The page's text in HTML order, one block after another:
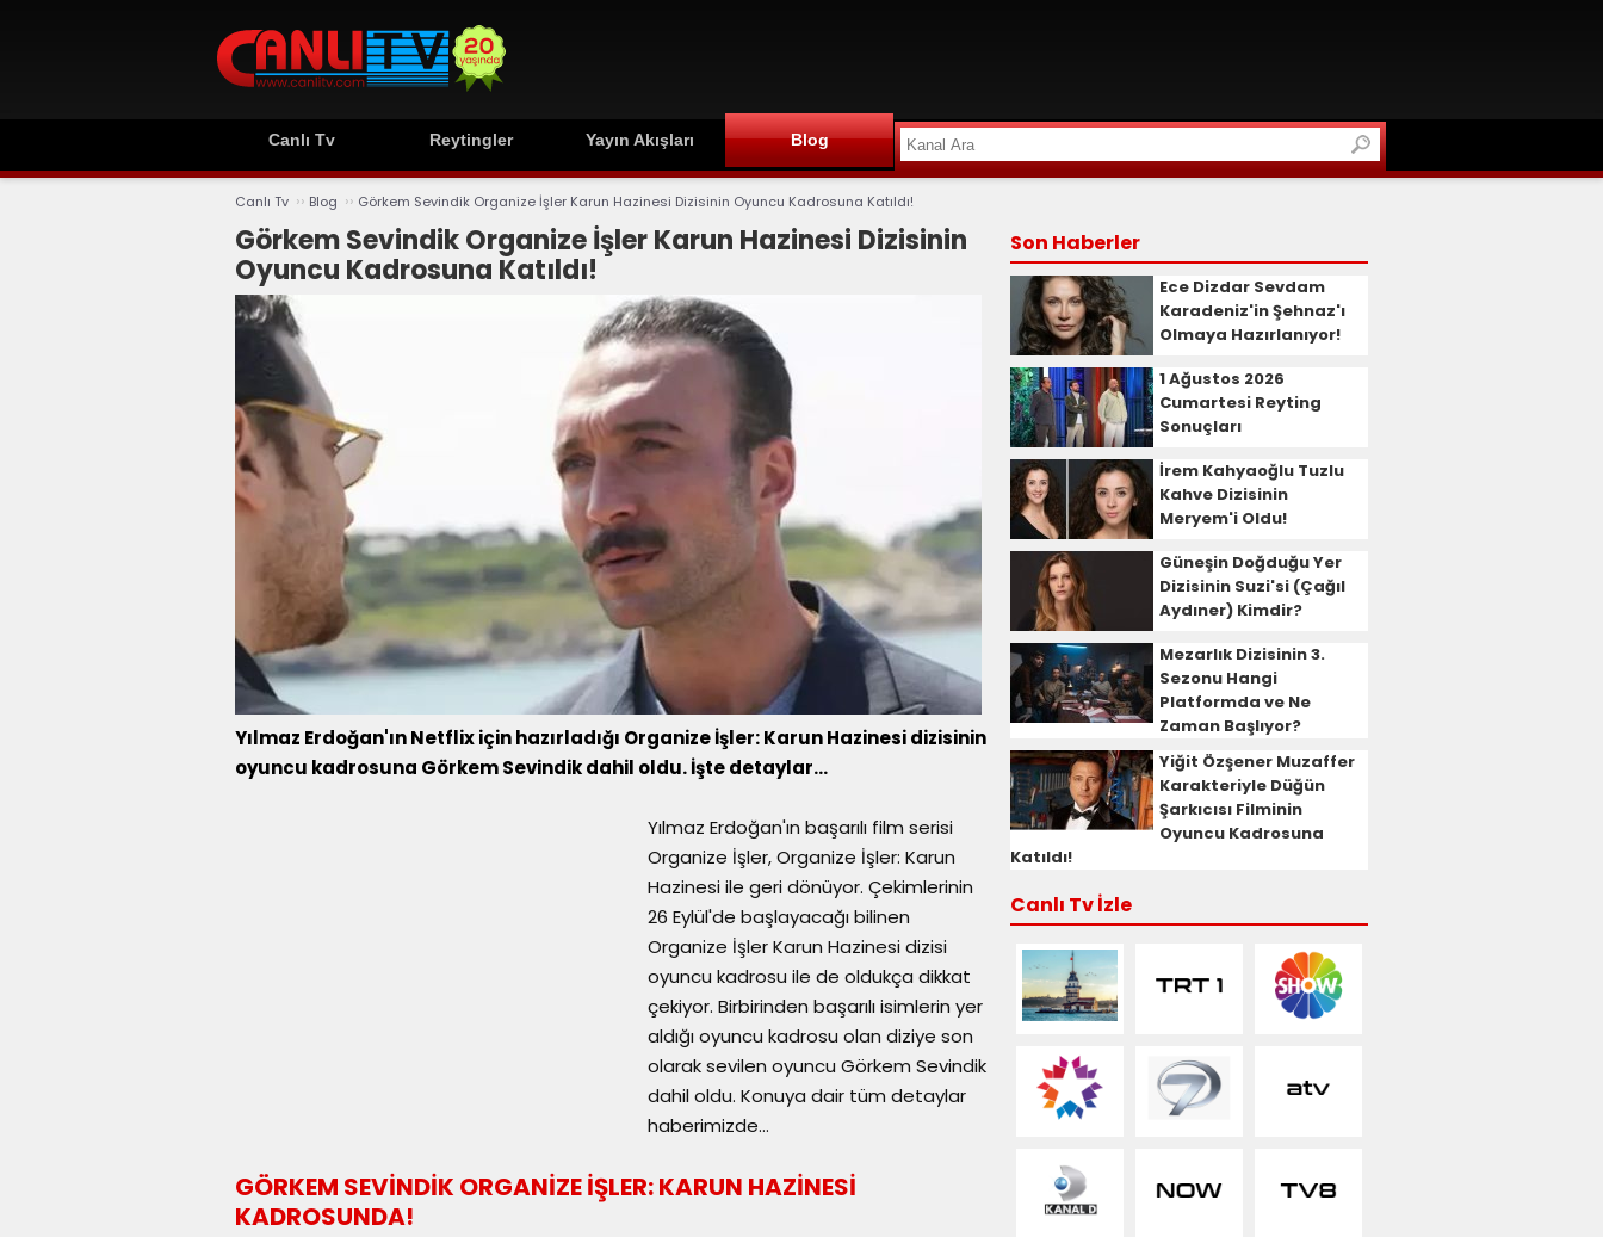
Canlı Tv Reytingler Yayın Akışları Blog
Canlı Tv ›› Blog ›› Görkem Sevindik Organize İşler Karun Hazinesi Dizisinin Oyuncu Kadrosuna Katıldı!
Görkem Sevindik Organize İşler Karun Hazinesi Dizisinin
Oyuncu Kadrosuna Katıldı!
Yılmaz Erdoğan'ın Netflix için hazırladığı Organize İşler: Karun Hazinesi dizisinin
oyuncu kadrosuna Görkem Sevindik dahil oldu. İşte detaylar...
Yılmaz Erdoğan'ın başarılı film serisi
Organize İşler, Organize İşler: Karun
Hazinesi ile geri dönüyor. Çekimlerinin
26 Eylül'de başlayacağı bilinen
Organize İşler Karun Hazinesi dizisi
oyuncu kadrosu ile de oldukça dikkat
çekiyor. Birbirinden başarılı isimlerin yer
aldığı oyuncu kadrosu olan diziye son
olarak sevilen oyuncu Görkem Sevindik
dahil oldu. Konuya dair tüm detaylar
haberimizde…
GÖRKEM SEVİNDİK ORGANİZE İŞLER: KARUN HAZİNESİ
KADROSUNDA!
Son Haberler
Ece Dizdar Sevdam
Karadeniz'in Şehnaz'ı
Olmaya Hazırlanıyor!
1 Ağustos 2026
Cumartesi Reyting
Sonuçları
İrem Kahyaoğlu Tuzlu
Kahve Dizisinin
Meryem'i Oldu!
Güneşin Doğduğu Yer
Dizisinin Suzi'si (Çağıl
Aydıner) Kimdir?
Mezarlık Dizisinin 3.
Sezonu Hangi
Platformda ve Ne
Zaman Başlıyor?
Yiğit Özşener Muzaffer
Karakteriyle Düğün
Şarkıcısı Filminin
Oyuncu Kadrosuna
Katıldı!
Canlı Tv İzle